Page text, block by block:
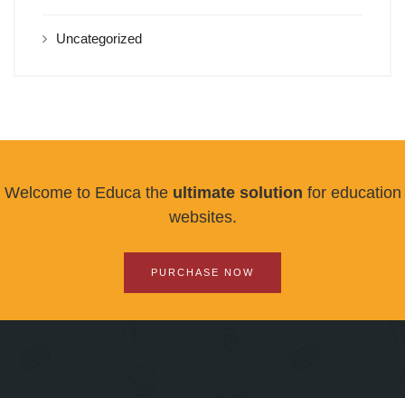
Uncategorized
Welcome to Educa the ultimate solution for education
websites.
PURCHASE NOW